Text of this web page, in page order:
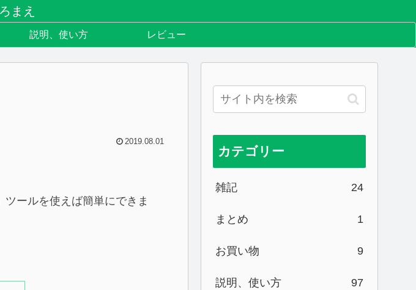
まえ
説明、使い方 レビュー
2019.08.01
ールを使えば簡単にできま
カテゴリー
雑記 24
まとめ 1
お買い物 9
説明、使い方 97